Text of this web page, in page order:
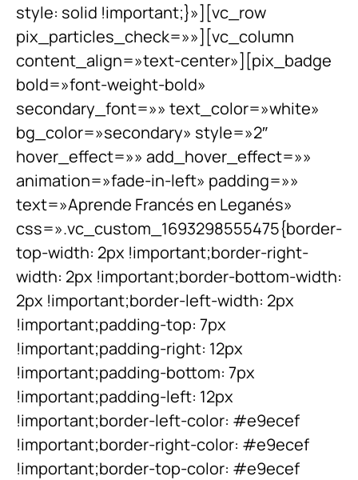
style: solid !important;}»][vc_row
pix_particles_check=»»][vc_column
content_align=»text-center»][pix_badge
bold=»font-weight-bold»
secondary_font=»» text_color=»white»
bg_color=»secondary» style=»2″
hover_effect=»» add_hover_effect=»»
animation=»fade-in-left» padding=»»
text=»Aprende Francés en Leganés»
css=».vc_custom_1693298555475{border-
top-width: 2px !important;border-right-
width: 2px !important;border-bottom-width:
2px !important;border-left-width: 2px
!important;padding-top: 7px
!important;padding-right: 12px
!important;padding-bottom: 7px
!important;padding-left: 12px
!important;border-left-color: #e9ecef
!important;border-right-color: #e9ecef
!important;border-top-color: #e9ecef